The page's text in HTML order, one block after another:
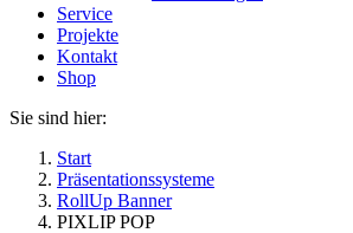
Service
Projekte
Kontakt
Shop
Sie sind hier:
Start
Präsentationssysteme
RollUp Banner
PIXLIP POP